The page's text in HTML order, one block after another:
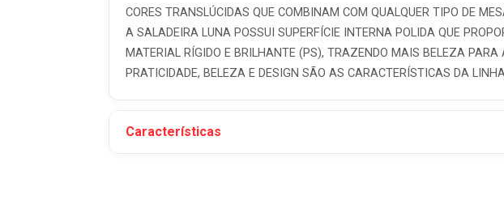
CORES TRANSLÚCIDAS QUE COMBINAM COM QUALQUER TIPO DE
A SALADEIRA LUNA POSSUI SUPERFÍCIE INTERNA POLIDA QUE
MATERIAL RÍGIDO E BRILHANTE (PS), TRAZENDO MAIS BELEZA PARA
PRATICIDADE, BELEZA E DESIGN SÃO AS CARACTERÍSTICAS DA
Características